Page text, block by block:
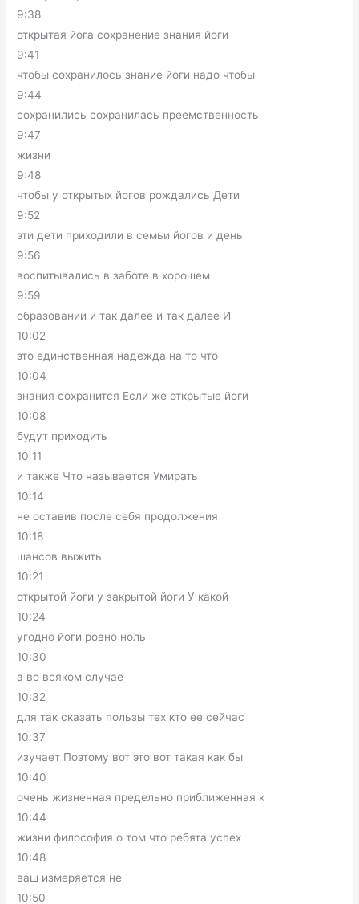
9:38
открытая йога сохранение знания йоги
9:41
чтобы сохранилось знание йоги надо чтобы
9:44
сохранились сохранилась преемственность
9:47
жизни
9:48
чтобы у открытых йогов рождались Дети
9:52
эти дети приходили в семьи йогов и день
9:56
воспитывались в заботе в хорошем
9:59
образовании и так далее и так далее И
10:02
это единственная надежда на то что
10:04
знания сохранится Если же открытые йоги
10:08
будут приходить
10:11
и также Что называется Умирать
10:14
не оставив после себя продолжения
10:18
шансов выжить
10:21
открытой йоги у закрытой йоги У какой
10:24
угодно йоги ровно ноль
10:30
а во всяком случае
10:32
для так сказать пользы тех кто ее сейчас
10:37
изучает Поэтому вот это вот такая как бы
10:40
очень жизненная предельно приближенная к
10:44
жизни философия о том что ребята успех
10:48
ваш измеряется не
10:50